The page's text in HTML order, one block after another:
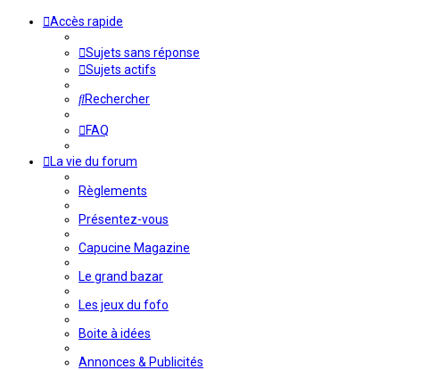
Accès rapide
Sujets sans réponse
Sujets actifs
Rechercher
FAQ
La vie du forum
Règlements
Présentez-vous
Capucine Magazine
Le grand bazar
Les jeux du fofo
Boite à idées
Annonces & Publicités